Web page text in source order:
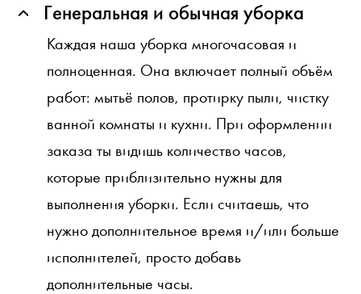
Генеральная и обычная уборка
Каждая наша уборка многочасовая и
полноценная. Она включает полный объём
работ: мытьё полов, протирку пыли, чистку
ванной комнаты и кухни. При оформлении
заказа ты видишь количество часов,
которые приблизительно нужны для
выполнения уборки. Если считаешь, что
нужно дополнительное время и/или больше
исполнителей, просто добавь
дополнительные часы.